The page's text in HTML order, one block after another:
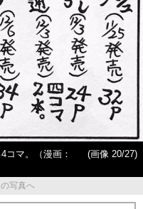
コマ。（漫画：
(画像 20/27)
写真へ